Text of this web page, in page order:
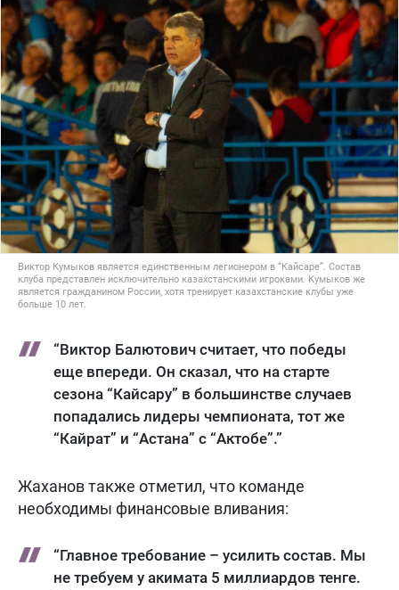
Виктор Кумыков является единственным легионером в “Кайсаре”. Состав
клуба представлен исключительно казахстанскими игроками. Кумыков же
является гражданином России, хотя тренирует казахстанские клубы уже
больше 10 лет.
“Виктор Балютович считает, что победы
еще впереди. Он сказал, что на старте
сезона “Кайсару” в большинстве случаев
попадались лидеры чемпионата, тот же
“Кайрат” и “Астана” с “Актобе”.”
Жаханов также отметил, что команде
необходимы финансовые вливания:
“Главное требование – усилить состав. Мы
не требуем у акимата 5 миллиардов тенге.